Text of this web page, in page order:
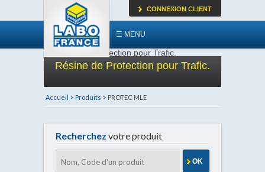
☰ MENU
CONNEXION CLIENT
Résine de Protection pour Trafic.
Accueil > Produits > PROTEC MLE
Recherchez votre produit
OK